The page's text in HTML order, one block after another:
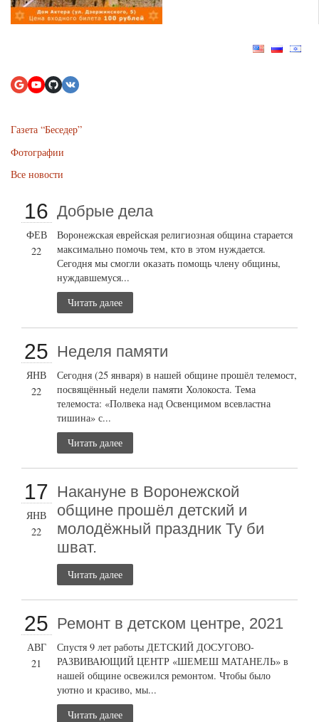
Газета “Беседер”
Фотографии
Все новости
16
ФЕВ
22
Добрые дела
Воронежская еврейская религиозная община старается
максимально помочь тем, кто в этом нуждается.
Сегодня мы смогли оказать помощь члену общины,
нуждавшемуся...
Читать далее
25
ЯНВ
22
Неделя памяти
Сегодня (25 января) в нашей общине прошёл телемост,
посвящённый недели памяти Холокоста. Тема
телемоста: «Полвека над Освенцимом всевластна
тишина» с...
Читать далее
17
ЯНВ
22
Накануне в Воронежской
общине прошёл детский и
молодёжный праздник Ту би
шват.
Читать далее
25
АВГ
21
Ремонт в детском центре, 2021
Спустя 9 лет работы ДЕТСКИЙ ДОСУГОВО-
РАЗВИВАЮЩИЙ ЦЕНТР «ШЕМЕШ МАТАНЕЛЬ» в
нашей общине освежился ремонтом. Чтобы было
уютно и красиво, мы...
Читать далее